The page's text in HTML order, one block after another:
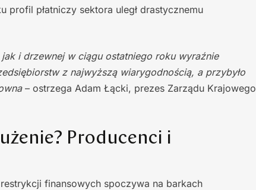
profil płatniczy sektora uległ drastycznemu
i drzewnej w ciągu ostatniego roku wyraźnie
z najwyższą wiarygodnością, a przybyło
– ostrzega Adam Łącki, prezes Zarządu Krajowego
Producenci i
finansowych spoczywa na barkach